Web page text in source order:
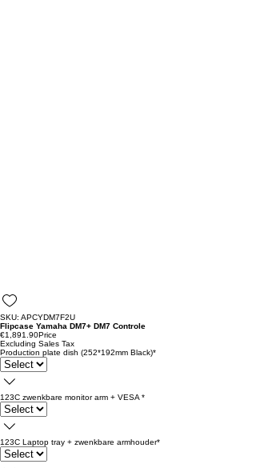
SKU: APCYDM7F2U
Flipcase Yamaha DM7+ DM7 Controle
€1,891.90Price
Excluding Sales Tax
Production plate dish (252*192mm Black)*
123C zwenkbare monitor arm + VESA*
123C Laptop tray + zwenkbare armhouder*